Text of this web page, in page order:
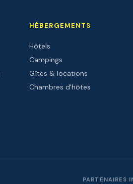
HÉBERGEMENTS
Hôtels
Campings
Gîtes & locations
Chambres d'hôtes
PARTENAIRES